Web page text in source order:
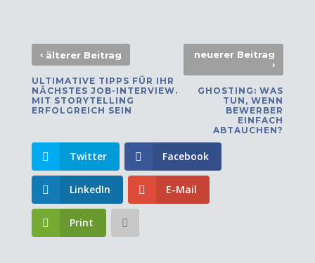
‹älterer Beitrag
ULTIMATIVE TIPPS FÜR IHR
NÄCHSTES JOB-INTERVIEW.
MIT STORYTELLING
ERFOLGREICH SEIN
neuerer Beitrag
›
GHOSTING: WAS
TUN, WENN
BEWERBER
EINFACH
ABTAUCHEN?
Twitter Facebook
LinkedIn E-Mail
Print